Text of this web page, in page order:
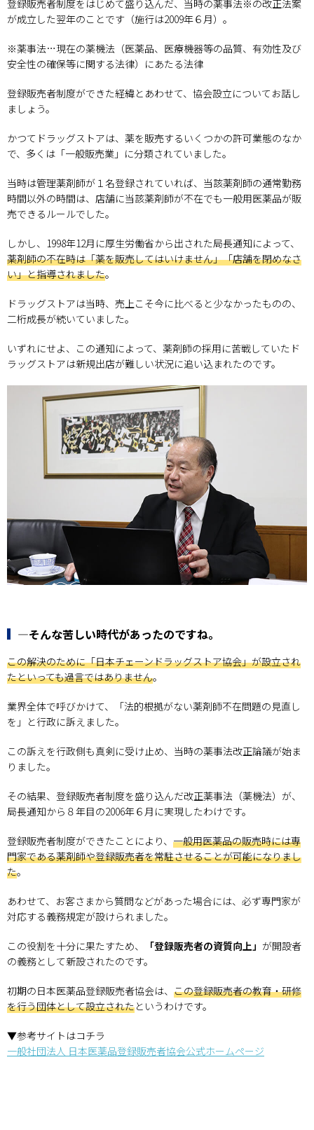
登録販売者制度をはじめて盛り込んだ、当時の薬事法※の改正法案
が成立した翌年のことです（施行は2009年６月）。
※薬事法…現在の薬機法（医薬品、医療機器等の品質、有効性及び
安全性の確保等に関する法律）にあたる法律
登録販売者制度ができた経緯とあわせて、協会設立についてお話し
ましょう。
かつてドラッグストアは、薬を販売するいくつかの許可業態のなか
で、多くは「一般販売業」に分類されていました。
当時は管理薬剤師が１名登録されていれば、当該薬剤師の通常勤務
時間以外の時間は、店舗に当該薬剤師が不在でも一般用医薬品が販
売できるルールでした。
しかし、1998年12月に厚生労働省から出された局長通知によって、
薬剤師の不在時は「薬を販売してはいけません」「店舗を閉めなさ
い」と指導されました。
ドラッグストアは当時、売上こそ今に比べると少なかったものの、
二桁成長が続いていました。
いずれにせよ、この通知によって、薬剤師の採用に苦戦していたド
ラッグストアは新規出店が難しい状況に追い込まれたのです。
―そんな苦しい時代があったのですね。
この解決のために「日本チェーンドラッグストア協会」が設立され
たといっても過言ではありません。
業界全体で呼びかけて、「法的根拠がない薬剤師不在問題の見直し
を」と行政に訴えました。
この訴えを行政側も真剣に受け止め、当時の薬事法改正論議が始ま
りました。
その結果、登録販売者制度を盛り込んだ改正薬事法（薬機法）が、
局長通知から８年目の2006年６月に実現したわけです。
登録販売者制度ができたことにより、 一般用医薬品の販売時には専
門家である薬剤師や登録販売者を常駐させることが可能になりまし
た。
あわせて、お客さまから質問などがあった場合には、必ず専門家が
対応する義務規定が設けられました。
この役割を十分に果たすため、 「登録販売者の資質向上」 が開設者
の義務として新設されたのです。
初期の日本医薬品登録販売者協会は、 この登録販売者の教育・研修
を行う団体として設立されたというわけです。
▼参考サイトはコチラ
一般社団法人 日本医薬品登録販売者協会公式ホームページ